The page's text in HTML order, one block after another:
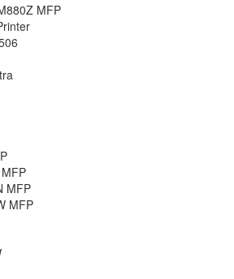
MFP
MFP
MFP